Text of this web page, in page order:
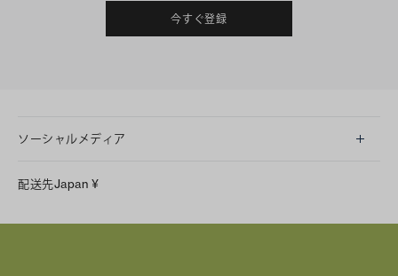
今すぐ登録
ソーシャルメディア
Facebook
配送先Japan ¥